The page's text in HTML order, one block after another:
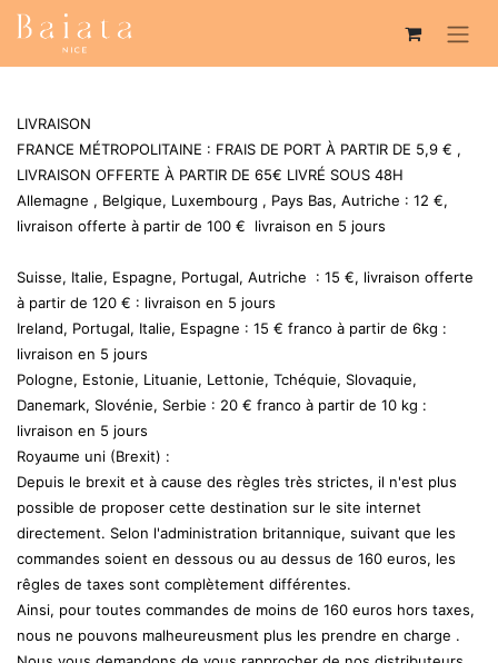
LIVRAISON
FRANCE MÉTROPOLITAINE : FRAIS DE PORT À PARTIR DE 5,9 € ,
LIVRAISON OFFERTE À PARTIR DE 65€ LIVRÉ SOUS 48H
Allemagne , Belgique, Luxembourg , Pays Bas, Autriche : 12 €,
livraison offerte à partir de 100 € livraison en 5 jours
Suisse, Italie, Espagne, Portugal, Autriche : 15 €, livraison offerte
à partir de 120 € : livraison en 5 jours
Ireland, Portugal, Italie, Espagne : 15 € franco à partir de 6kg :
livraison en 5 jours
Pologne, Estonie, Lituanie, Lettonie, Tchéquie, Slovaquie,
Danemark, Slovénie, Serbie : 20 € franco à partir de 10 kg :
livraison en 5 jours
Royaume uni (Brexit) :
Depuis le brexit et à cause des règles très strictes, il n'est plus
possible de proposer cette destination sur le site internet
directement. Selon l'administration britannique, suivant que les
commandes soient en dessous ou au dessus de 160 euros, les
rêgles de taxes sont complètement différentes.
Ainsi, pour toutes commandes de moins de 160 euros hors taxes,
nous ne pouvons malheureusment plus les prendre en charge .